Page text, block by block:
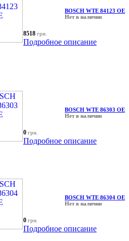
BOSCH WTE 84123 OE
Нет в наличии
8518 грн.
Подробное описание
BOSCH WTE 86303 OE
Нет в наличии
0 грн.
Подробное описание
BOSCH WTE 86304 OE
Нет в наличии
0 грн.
Подробное описание